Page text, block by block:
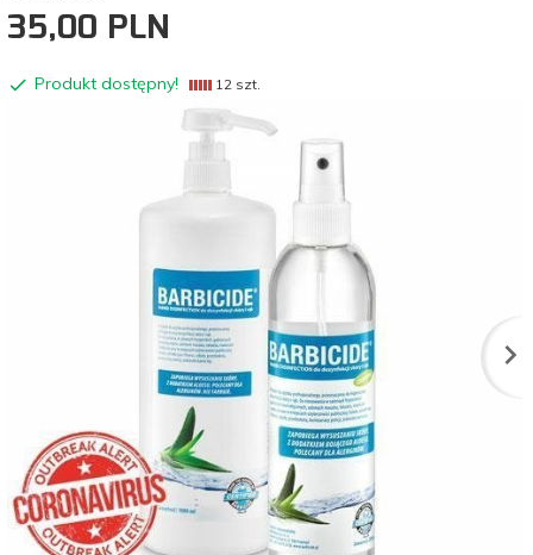
35,00 PLN
Produkt dostępny! 12 szt.